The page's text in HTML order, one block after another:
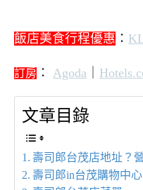
飯店美食行程優惠 ：
訂房 ： Agoda
文章目錄
壽司郎台茂店地址？
壽司郎in台茂購物中心